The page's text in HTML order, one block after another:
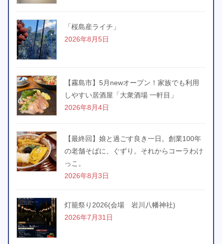
「桜島産ライチ」
2026年8月5日
【霧島市】5月newオープン！家族でも利用
しやすい居酒屋「大衆酒場 一軒目」
2026年8月4日
【最終回】娘と過ごす良き一日。創業100年
の老舗そばに、ぐずり。それからコーラわけ
っこ。
2026年8月3日
灯籠祭り2026(会場 岩川八幡神社)
2026年7月31日